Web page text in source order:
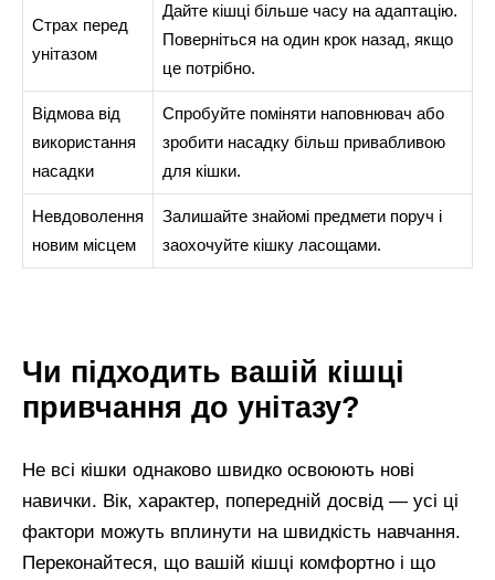
Страх перед
унітазом
Дайте кішці більше часу на адаптацію.
Поверніться на один крок назад, якщо
це потрібно.
Відмова від
використання
насадки
Спробуйте поміняти наповнювач або
зробити насадку більш привабливою
для кішки.
Невдоволення
новим місцем
Залишайте знайомі предмети поруч і
заохочуйте кішку ласощами.
Чи підходить вашій кішці
привчання до унітазу?
Не всі кішки однаково швидко освоюють нові
навички. Вік, характер, попередній досвід — усі ці
фактори можуть вплинути на швидкість навчання.
Переконайтеся, що вашій кішці комфортно і що